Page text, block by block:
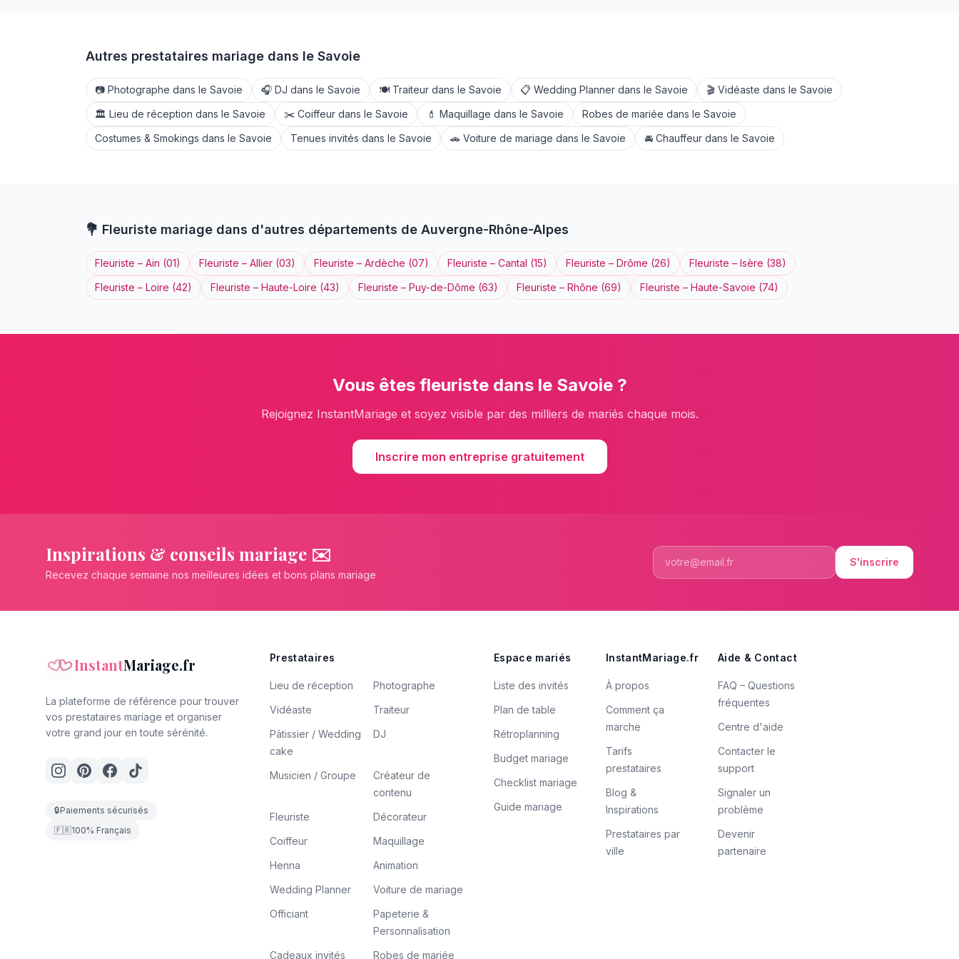
Autres prestataires mariage dans le Savoie
📷 Photographe dans le Savoie 🎧 DJ dans le Savoie 🍽️ Traiteur dans le Savoie 📋 Wedding Planner dans le Savoie 🎬 Vidéaste dans le Savoie
🏛️ Lieu de réception dans le Savoie ✂️ Coiffeur dans le Savoie 💄 Maquillage dans le Savoie Robes de mariée dans le Savoie
Costumes & Smokings dans le Savoie Tenues invités dans le Savoie 🚗 Voiture de mariage dans le Savoie 🚘 Chauffeur dans le Savoie
💐 Fleuriste mariage dans d'autres départements de Auvergne-Rhône-Alpes
Fleuriste – Ain (01) Fleuriste – Allier (03) Fleuriste – Ardèche (07) Fleuriste – Cantal (15) Fleuriste – Drôme (26) Fleuriste – Isère (38)
Fleuriste – Loire (42) Fleuriste – Haute-Loire (43) Fleuriste – Puy-de-Dôme (63) Fleuriste – Rhône (69) Fleuriste – Haute-Savoie (74)
Vous êtes fleuristedans le Savoie?
Rejoignez InstantMariage et soyez visible par des milliers de mariés chaque mois.
Inscrire mon entreprise gratuitement
Inspirations & conseils mariage ✉️
Recevez chaque semaine nos meilleures idées et bons plans mariage
S'inscrire
InstantMariage.fr
La plateforme de référence pour trouver
vos prestataires mariage et organiser
votre grand jour en toute sérénité.
🔒Paiements sécurisés
🇫🇷100% Français
Prestataires
Lieu de réception
Photographe
Vidéaste
Traiteur
Pâtissier / Wedding
cake
DJ
Musicien / Groupe
Créateur de
contenu
Fleuriste
Décorateur
Coiffeur
Maquillage
Henna
Animation
Wedding Planner
Voiture de mariage
Officiant
Papeterie &
Personnalisation
Cadeaux invités
Robes de mariée
Espace mariés
Liste des invités
Plan de table
Rétroplanning
Budget mariage
Checklist mariage
Guide mariage
InstantMariage.fr
À propos
Comment ça
marche
Tarifs
prestataires
Blog &
Inspirations
Prestataires par
ville
Aide & Contact
FAQ – Questions
fréquentes
Centre d'aide
Contacter le
support
Signaler un
problème
Devenir
partenaire